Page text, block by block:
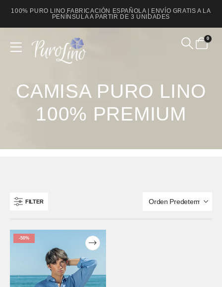
100% PURO LINO FABRICACIÓN ESPAÑOLA | ENVÍO GRATIS A LA
PENÍNSULA A PARTIR DE 3 UNIDADES
0
CAMISA PURO LINO
100% PREMIUM
FILTER
-50%